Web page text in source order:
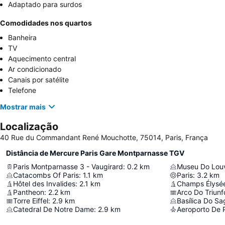
Adaptado para surdos
Comodidades nos quartos
Banheira
TV
Aquecimento central
Ar condicionado
Canais por satélite
Telefone
Mostrar mais
Localização
40 Rue du Commandant René Mouchotte, 75014, Paris, França
Distância de Mercure Paris Gare Montparnasse TGV
Paris Montparnasse 3 - Vaugirard: 0.2 km
Catacombs Of Paris: 1.1 km
Hôtel des Invalides: 2.1 km
Pantheon: 2.2 km
Torre Eiffel: 2.9 km
Catedral De Notre Dame: 2.9 km
Museu Do
Paris: 3.2 km
Champs
Arco Do
Basílica Do